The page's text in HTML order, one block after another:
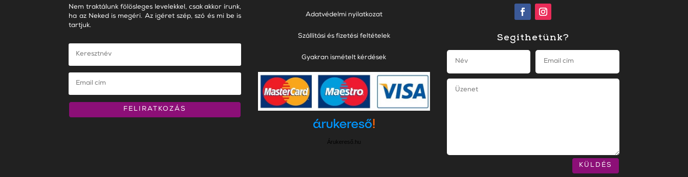
Nem traktálunk fölösleges levelekkel, csak akkor írunk,
ha az Neked is megéri. Az igéret szép, szó és mi be is
tartjuk.
FELIRATKOZÁS
Adatvédelmi nyilatkozat
Szállítási és fizetési feltételek
Gyakran ismételt kérdések
Árukereső.hu
Segíthetünk?
KÜLDÉS